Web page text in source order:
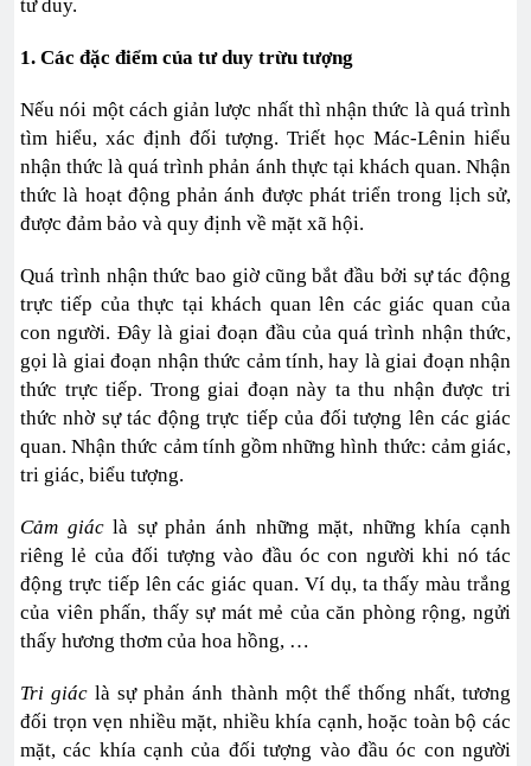
tư duy.
1. Các đặc điểm của tư duy trừu tượng
Nếu nói một cách giản lược nhất thì nhận thức là quá trình
tìm hiểu, xác định đối tượng. Triết học Mác-Lênin hiểu
nhận thức là quá trình phản ánh thực tại khách quan. Nhận
thức là hoạt động phản ánh được phát triển trong lịch sử,
được đảm bảo và quy định về mặt xã hội.
Quá trình nhận thức bao giờ cũng bắt đầu bởi sự tác động
trực tiếp của thực tại khách quan lên các giác quan của
con người. Đây là giai đoạn đầu của quá trình nhận thức,
gọi là giai đoạn nhận thức cảm tính, hay là giai đoạn nhận
thức trực tiếp. Trong giai đoạn này ta thu nhận được tri
thức nhờ sự tác động trực tiếp của đối tượng lên các giác
quan. Nhận thức cảm tính gồm những hình thức: cảm giác,
tri giác, biểu tượng.
Cảm giáclà sự phản ánh những mặt, những khía cạnh
riêng lẻ của đối tượng vào đầu óc con người khi nó tác
động trực tiếp lên các giác quan. Ví dụ, ta thấy màu trắng
của viên phấn, thấy sự mát mẻ của căn phòng rộng, ngửi
thấy hương thơm của hoa hồng, …
Tri giác là sự phản ánh thành một thể thống nhất, tương
đối trọn vẹn nhiều mặt, nhiều khía cạnh, hoặc toàn bộ các
mặt, các khía cạnh của đối tượng vào đầu óc con người